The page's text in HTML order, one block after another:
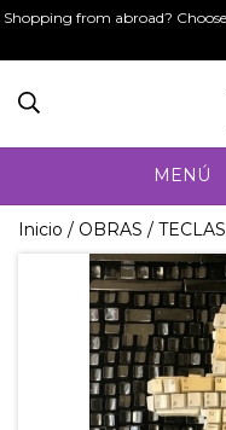
Shopping from abroad?
MENÚ
Inicio / OBRAS / TECLAS